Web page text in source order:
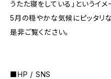
うたた寝をしている」というイメ
5月の穏やかな気候にピッタリ
是非ご覧ください。
■HP / SNS